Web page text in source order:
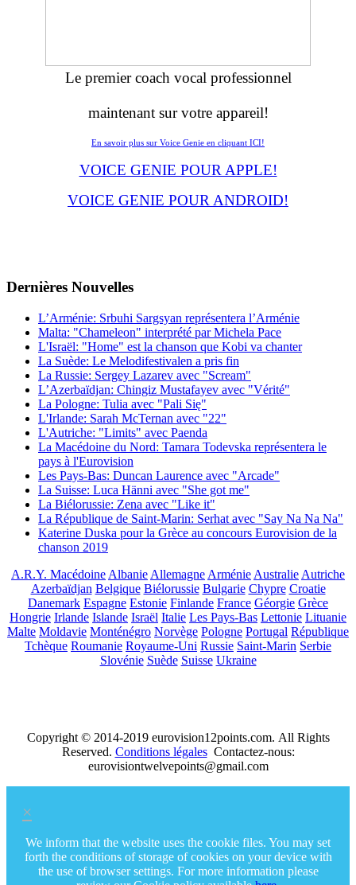
Le premier coach vocal professionnel
maintenant sur votre appareil!
En savoir plus sur Voice Genie en cliquant ICI!
VOICE GENIE POUR APPLE!
VOICE GENIE POUR ANDROID!
Dernières Νouvelles
L’Arménie: Srbuhi Sargsyan représentera l’Arménie
Malta: "Chameleon" interprété par Michela Pace
L'Israël: "Home" est la chanson que Kobi va chanter
La Suède: Le Melodifestivalen a pris fin
La Russie: Sergey Lazarev avec "Scream"
L’Azerbaïdjan: Chingiz Mustafayev avec "Vérité"
La Pologne: Tulia avec "Pali Się"
L'Irlande: Sarah McTernan avec "22"
L'Autriche: "Limits" avec Paenda
La Macédoine du Nord: Tamara Todevska représentera le
pays à l'Eurovision
Les Pays-Bas: Duncan Laurence avec "Arcade"
La Suisse: Luca Hänni avec "She got me"
La Biélorussie: Zena avec "Like it"
La République de Saint-Marin: Serhat avec "Say Na Na Na"
Katerine Duska pour la Grèce au concours Eurovision de la
chanson 2019
A.R.Y. Macédoine Albanie Allemagne Arménie Australie Autriche
Azerbaïdjan Belgique Biélorussie Bulgarie Chypre Croatie
Danemark Espagne Estonie Finlande France Géorgie Grèce
Hongrie Irlande Islande Israël Italie Les Pays-Bas Lettonie Lituanie
Malte Moldavie Monténégro Norvège Pologne Portugal République
Tchèque Roumanie Royaume-Uni Russie Saint-Marin Serbie
Slovénie Suède Suisse Ukraine
Copyright © 2014-2019 eurovision12points.com. All Rights
Reserved. Conditions légalesContactez-nous:
eurovisiontwelvepoints@gmail.com
×
We inform that the website uses the cookie files. You may set
forth the conditions of storage of cookies on your device with
the use of browser settings. For more information please